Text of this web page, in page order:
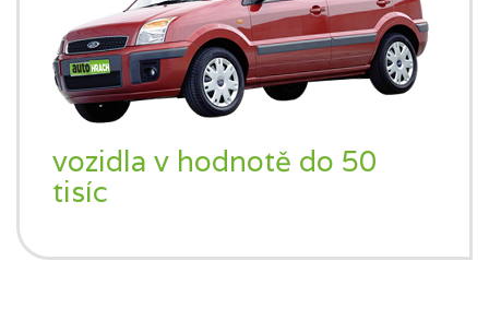
vozidla v hodnotě do 50
tisíc